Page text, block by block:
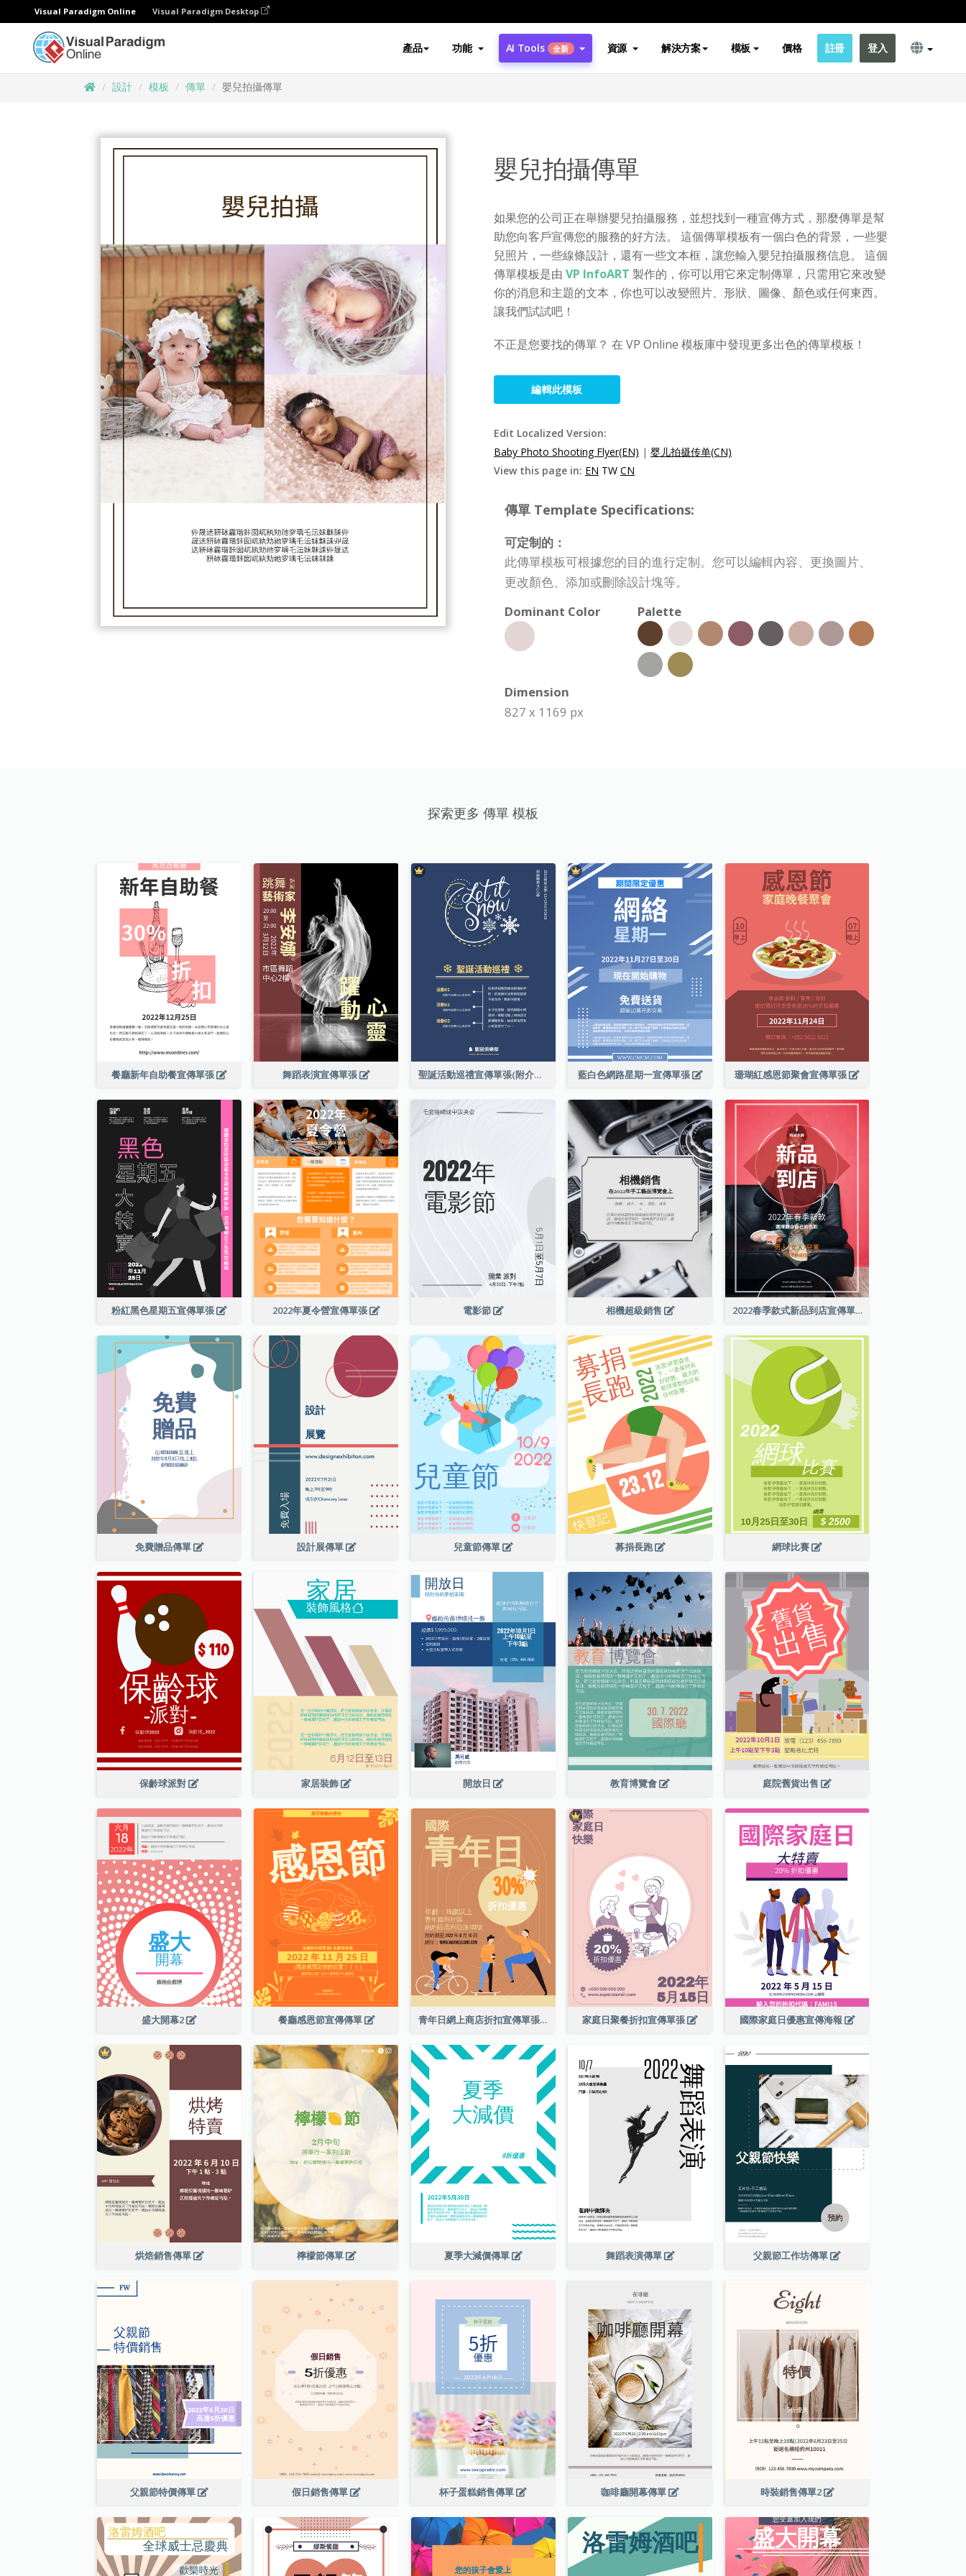
Visual Paradigm Online Visual Paradigm Desktop
產品 功能 AI Tools 全新 資源 解決方案 模板 價格 註冊 登入
設計 模板 傳單 嬰兒拍攝傳單
嬰兒拍攝傳單
如果您的公司正在舉辦嬰兒拍攝服務，並想找到一種宣傳方式，那麼傳單是幫
助您向客戶宣傳您的服務的好方法。 這個傳單模板有一個白色的背景，一些嬰
兒照片，一些線條設計，還有一些文本框，讓您輸入嬰兒拍攝服務信息。 這個
傳單模板是由 VP InfoART 製作的，你可以用它來定制傳單，只需用它來改變
你的消息和主題的文本，你也可以改變照片、形狀、圖像、顏色或任何東西。
讓我們試試吧！
不正是您要找的傳單？ 在 VP Online 模板庫中發現更多出色的傳單模板！
編輯此模板
Edit Localized Version:
Baby Photo Shooting Flyer(EN) | 婴儿拍摄传单(CN)
View this page in: EN TW CN
傳單 Template Specifications:
可定制的：
此傳單模板可根據您的目的進行定制。您可以編輯內容、更換圖片、
更改顏色、添加或刪除設計塊等。
Dominant Color
Palette
Dimension
827 x 1169 px
探索更多 傳單 模板
餐廳新年自助餐宣傳單張 舞蹈表演宣傳單張 聖誕活動巡禮宣傳單張(附介紹) 藍白色網路星期一宣傳單張 珊瑚紅感恩節聚會宣傳單張
粉紅黑色星期五宣傳單張 2022年夏令營宣傳單張 電影節 相機超級銷售 2022春季款式新品到店宣傳單張
免費贈品傳單 設計展傳單 兒童節傳單 募捐長跑 網球比賽
保齡球派對 家居裝飾 開放日 教育博覽會 庭院舊貨出售
盛大開幕2 餐廳感恩節宣傳傳單 青年日網上商店折扣宣傳單張 家庭日聚餐折扣宣傳單張 國際家庭日優惠宣傳海報
烘焙銷售傳單 檸檬節傳單 夏季大減價傳單 舞蹈表演傳單 父親節工作坊傳單
父親節特價傳單 假日銷售傳單 杯子蛋糕銷售傳單 咖啡廳開幕傳單 時裝銷售傳單2